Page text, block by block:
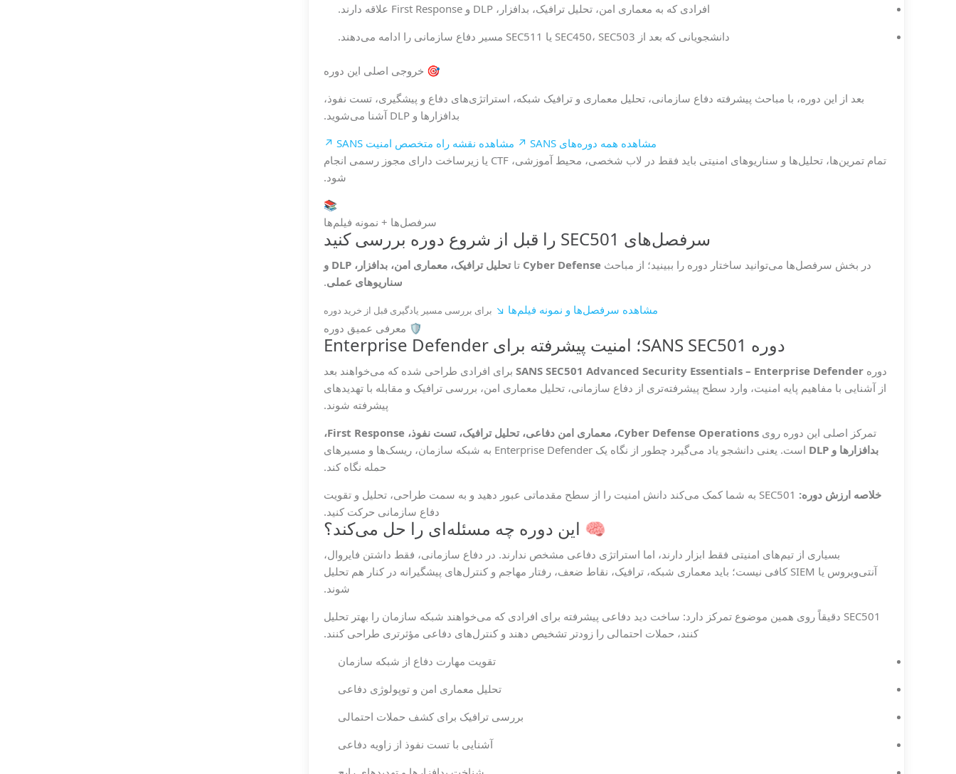
افرادی که به معماری امن، تحلیل ترافیک، بدافزار، DLP و First Response علاقه دارند.
دانشجویانی که بعد از SEC450، SEC503 یا SEC511 مسیر دفاع سازمانی را ادامه می‌دهند.
🎯 خروجی اصلی این دوره
بعد از این دوره، با مباحث پیشرفته دفاع سازمانی، تحلیل معماری و ترافیک شبکه، استراتژی‌های دفاع و پیشگیری، تست نفوذ،
بدافزارها و DLP آشنا می‌شوید.
مشاهده همه دوره‌های SANS ↗
مشاهده نقشه راه متخصص امنیت SANS ↗
تمام تمرین‌ها، تحلیل‌ها و سناریوهای امنیتی باید فقط در لاب شخصی، محیط آموزشی، CTF یا زیرساخت دارای مجوز رسمی انجام
شود.
📚
سرفصل‌ها + نمونه فیلم‌ها
سرفصل‌های SEC501 را قبل از شروع دوره بررسی کنید
در بخش سرفصل‌ها می‌توانید ساختار دوره را ببینید؛ از مباحث Cyber Defense تا
تحلیل ترافیک، معماری امن، بدافزار، DLP و
سناریوهای عملی.
مشاهده سرفصل‌ها و نمونه فیلم‌ها ↘ برای بررسی مسیر یادگیری قبل از خرید دوره
🛡️ معرفی عمیق دوره
دوره SANS SEC501؛ امنیت پیشرفته برای Enterprise Defender
دوره SANS SEC501 Advanced Security Essentials – Enterprise Defenderبرای افرادی طراحی شده که می‌خواهند بعد
از آشنایی با مفاهیم پایه امنیت، وارد سطح پیشرفته‌تری از دفاع سازمانی، تحلیل معماری امن، بررسی ترافیک و مقابله با تهدیدهای
پیشرفته شوند.
تمرکز اصلی این دوره روی
Cyber Defense Operations، معماری امن دفاعی، تحلیل ترافیک، تست نفوذ، First Response،
بدافزارها و DLP
است. یعنی دانشجو یاد می‌گیرد چطور از نگاه یک Enterprise Defender به شبکه سازمان، ریسک‌ها و مسیرهای
حمله نگاه کند.
خلاصه ارزش دوره:
SEC501 به شما کمک می‌کند دانش امنیت را از سطح مقدماتی عبور دهید و به سمت طراحی، تحلیل و تقویت
دفاع سازمانی حرکت کنید.
🧠 این دوره چه مسئله‌ای را حل می‌کند؟
بسیاری از تیم‌های امنیتی فقط ابزار دارند، اما استراتژی دفاعی مشخص ندارند. در دفاع سازمانی، فقط داشتن فایروال،
آنتی‌ویروس یا SIEM کافی نیست؛ باید معماری شبکه، ترافیک، نقاط ضعف، رفتار مهاجم و کنترل‌های پیشگیرانه در کنار هم تحلیل
شوند.
SEC501 دقیقاً روی همین موضوع تمرکز دارد: ساخت دید دفاعی پیشرفته برای افرادی که می‌خواهند شبکه سازمان را بهتر تحلیل
کنند، حملات احتمالی را زودتر تشخیص دهند و کنترل‌های دفاعی مؤثرتری طراحی کنند.
تقویت مهارت دفاع از شبکه سازمان
تحلیل معماری امن و توپولوژی دفاعی
بررسی ترافیک برای کشف حملات احتمالی
آشنایی با تست نفوذ از زاویه دفاعی